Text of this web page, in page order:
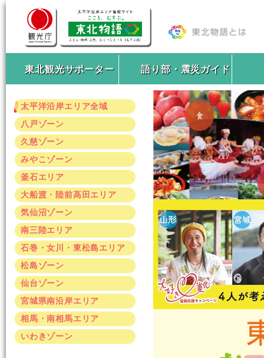
東北観光サポーター 語り部・震災ガイド
太平洋沿岸エリア全域
八戸ゾーン
久慈ゾーン
みやこゾーン
釜石エリア
大船渡・陸前高田エリア
気仙沼ゾーン
南三陸エリア
石巻・女川・東松島エリア
松島ゾーン
仙台ゾーン
宮城県南沿岸エリア
相馬・南相馬エリア
いわきゾーン